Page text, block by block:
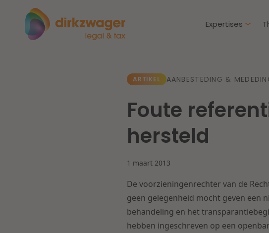
Expertises
IE &
Zorg &
energietransitie
Dichtbij een
ARTIKEL AANBESTEDING &
Foute
hersteld
1 maart 2013
De voorzieningenrechter van de
geen gelegenheid mocht geven een
behandeling en het
hebben ingeschreven op een